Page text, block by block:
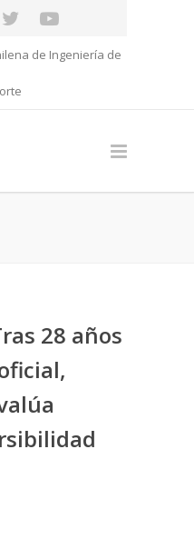
de Ingeniería de
28 años